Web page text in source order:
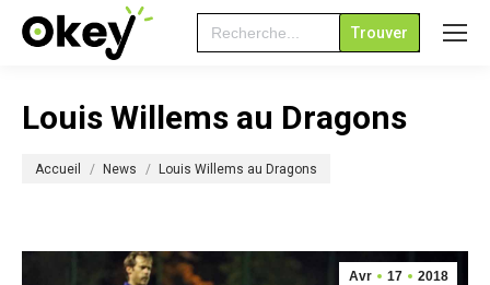
Search
for:
Louis Willems au Dragons
Accueil News Louis Willems au Dragons
Avr 17 2018